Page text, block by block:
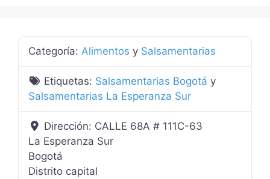
Categoría: Alimentos y Salsamentarias
Etiquetas: Salsamentarias Bogotá y
Salsamentarias La Esperanza Sur
Dirección: CALLE 68A # 111C-63
La Esperanza Sur
Bogotá
Distrito capital